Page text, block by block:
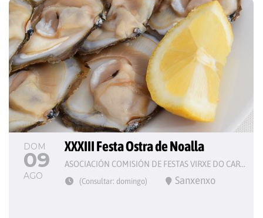
DOM
09
AGO
XXXIII Festa Ostra de Noalla
ASOCIACIÓN COMISIÓN DE FESTAS VIRXE DO CARME
(Consultar: domingo) Sanxenxo